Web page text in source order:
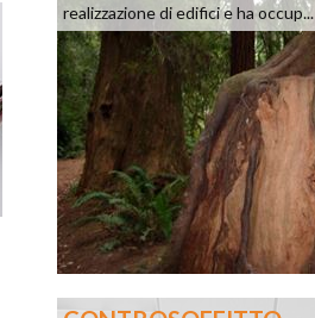
realizzazione di edifici e ha occup...